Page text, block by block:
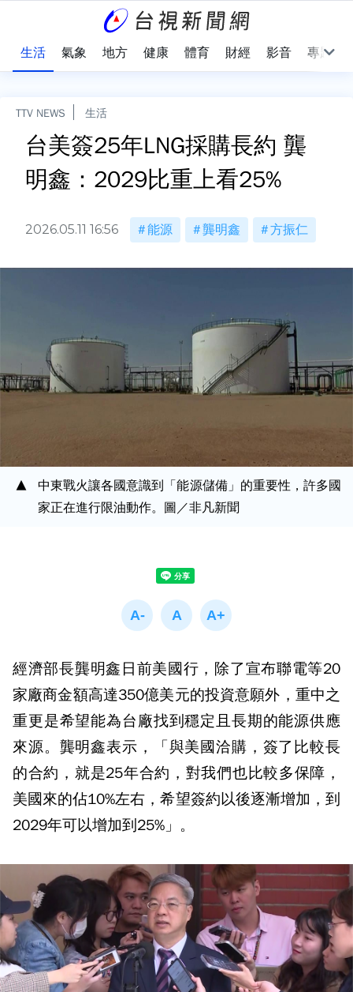
生活 氣象 地方 健康 體育 財經 影音 專題
TTV NEWS 生活
台美簽25年LNG採購長約 龔
明鑫：2029比重上看25%
2026.05.11 16:56 能源 龔明鑫 方振仁
中東戰火讓各國意識到「能源儲備」的重要性，許多國
家正在進行限油動作。圖／非凡新聞
經濟部長龔明鑫日前美國行，除了宣布聯電等20
家廠商金額高達350億美元的投資意願外，重中之
重更是希望能為台廠找到穩定且長期的能源供應
來源。龔明鑫表示，「與美國洽購，簽了比較長
的合約，就是25年合約，對我們也比較多保障，
美國來的佔10%左右，希望簽約以後逐漸增加，到
2029年可以增加到25%」。